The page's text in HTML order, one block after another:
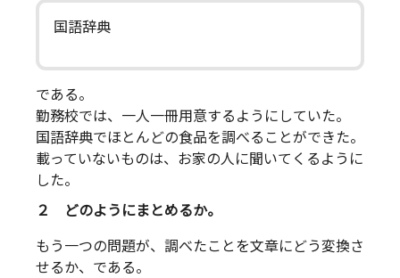
国語辞典
である。
勤務校では、一人一冊用意するようにしていた。
国語辞典でほとんどの食品を調べることができた。
載っていないものは、お家の人に聞いてくるように
した。
２ どのようにまとめるか。
もう一つの問題が、調べたことを文章にどう変換さ
せるか、である。